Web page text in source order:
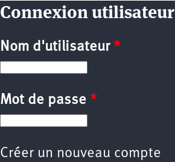
Connexion utilisateur
Nom d'utilisateur *
Mot de passe *
Créer un nouveau compte